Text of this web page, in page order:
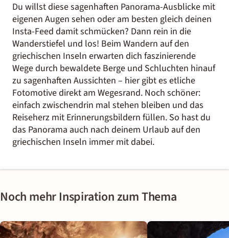
Du willst diese sagenhaften Panorama-Ausblicke mit
eigenen Augen sehen oder am besten gleich deinen
Insta-Feed damit schmücken? Dann rein in die
Wanderstiefel und los! Beim Wandern auf den
griechischen Inseln erwarten dich faszinierende
Wege durch bewaldete Berge und Schluchten hinauf
zu sagenhaften Aussichten – hier gibt es etliche
Fotomotive direkt am Wegesrand. Noch schöner:
einfach zwischendrin mal stehen bleiben und das
Reiseherz mit Erinnerungsbildern füllen. So hast du
das Panorama auch nach deinem Urlaub auf den
griechischen Inseln immer mit dabei.
Noch mehr Inspiration zum Thema